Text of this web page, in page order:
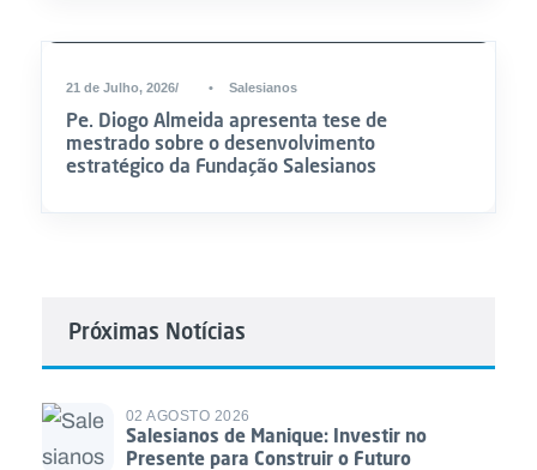
21 de Julho, 2026 • Salesianos
Pe. Diogo Almeida apresenta tese de
mestrado sobre o desenvolvimento
estratégico da Fundação Salesianos
Próximas Notícias
02 AGOSTO 2026
Salesianos de Manique: Investir no
Presente para Construir o Futuro